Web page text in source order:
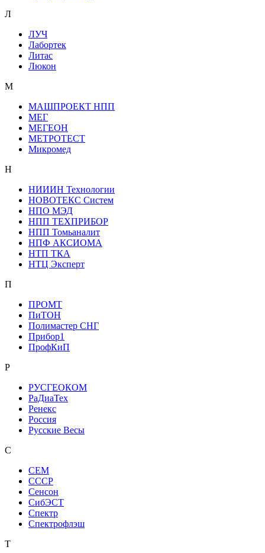
Л
ЛУЧ
Лабортек
Литас
Люкон
М
МАШПРОЕКТ НПП
МЕГ
МЕГЕОН
МЕТРОТЕСТ
Микромед
Н
НИИИН Технологии
НОВОТЕКС Систем
НПО МЭД
НПП ТЕХПРИБОР
НПП Томьаналит
НПФ АКСИОМА
НТП ТКА
НТЦ Эксперт
П
ПРОМТ
ПиТОН
Полимастер СНГ
Прибор1
ПрофКиП
Р
РУСГЕОКОМ
РаДиаТех
Ренекс
Россия
Русские Весы
С
СЕМ
СССР
Сенсон
СибЭСТ
Спектр
Спектрофлэш
Т